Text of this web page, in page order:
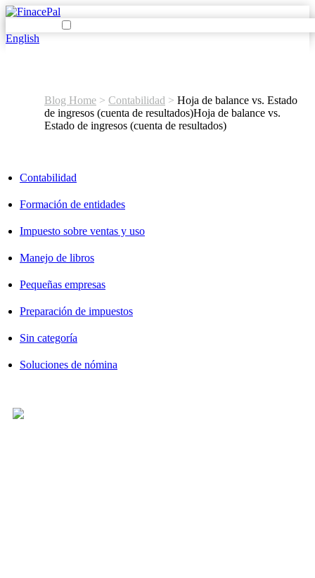
English
Blog Home > Contabilidad > Hoja de balance vs. Estado
de ingresos (cuenta de resultados)Hoja de balance vs.
Estado de ingresos (cuenta de resultados)
Contabilidad
Formación de entidades
Impuesto sobre ventas y uso
Manejo de libros
Pequeñas empresas
Preparación de impuestos
Sin categoría
Soluciones de nómina